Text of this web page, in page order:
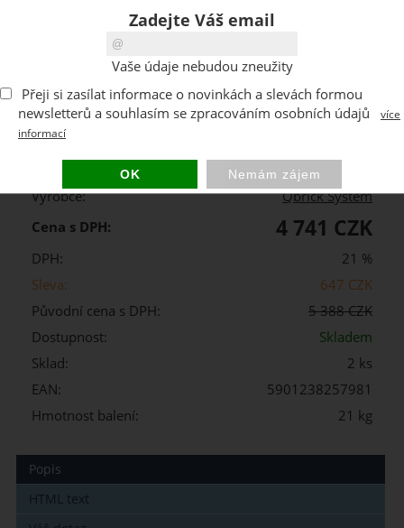
ks
Z257981PG001
Výrobce:
Qbrick System
Cena s DPH:
4 741 CZK
DPH:
21 %
Sleva:
647 CZK
Původní cena s DPH:
5 388 CZK
Dostupnost:
Skladem
Sklad:
2 ks
EAN:
5901238257981
Hmotnost balení:
21 kg
Popis
HTML text
Zadejte Váš email
Vaše údaje nebudou zneužity
Přeji si zasílat informace o novinkách a slevách formou
newsletterů a souhlasím se zpracováním osobních údajů
více
informací